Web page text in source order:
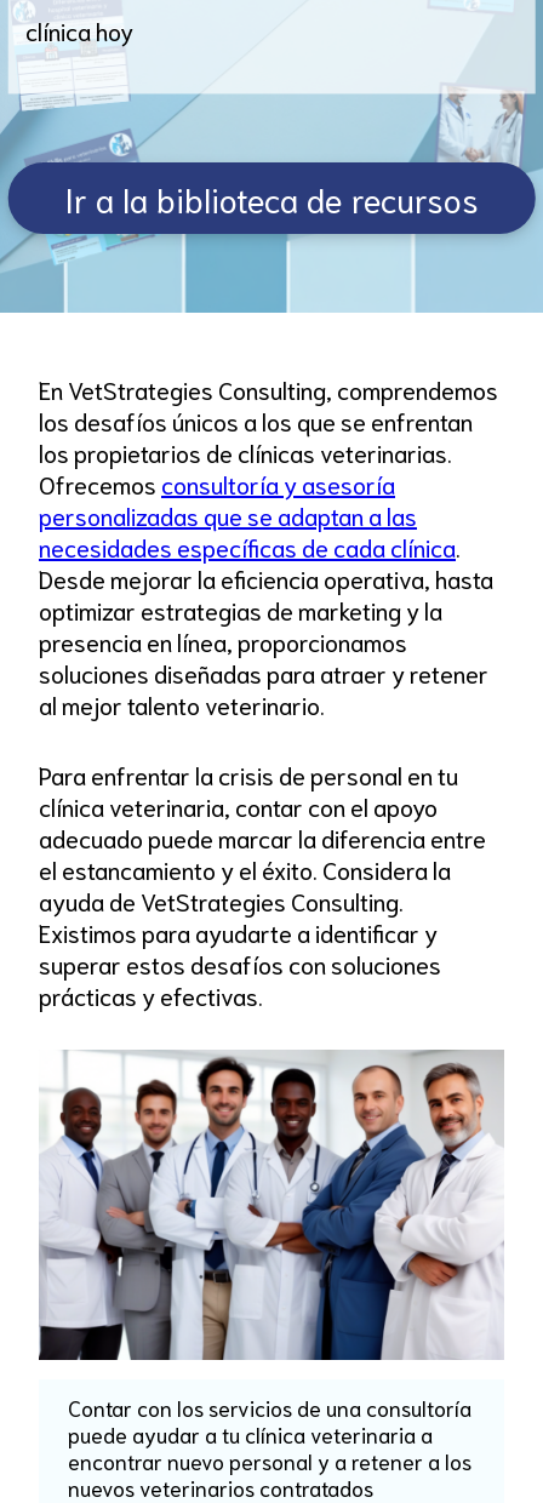
clínica hoy
Ir a la biblioteca de recursos
En VetStrategies Consulting, comprendemos
los desafíos únicos a los que se enfrentan
los propietarios de clínicas veterinarias.
Ofrecemos consultoría y asesoría
personalizadas que se adaptan a las
necesidades específicas de cada clínica
Desde mejorar la eficiencia operativa, hasta
optimizar estrategias de marketing y la
presencia en línea, proporcionamos
soluciones diseñadas para atraer y retener
al mejor talento veterinario.
Para enfrentar la crisis de personal en tu
clínica veterinaria, contar con el apoyo
adecuado puede marcar la diferencia entre
el estancamiento y el éxito. Considera la
ayuda de VetStrategies Consulting.
Existimos para ayudarte a identificar y
superar estos desafíos con soluciones
prácticas y efectivas.
Contar con los servicios de una consultoría
puede ayudar a tu clínica veterinaria a
encontrar nuevo personal y a retener a los
nuevos veterinarios contratados